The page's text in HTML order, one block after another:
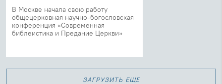
В Москве начала свою работу
общецерковная научно-богословская
конференция «Современная
библеистика и Предание Церкви»
загрузить еще